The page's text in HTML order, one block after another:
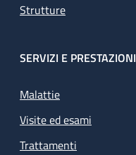
Strutture
SERVIZI E PRESTAZIONI
Malattie
Visite ed esami
Trattamenti